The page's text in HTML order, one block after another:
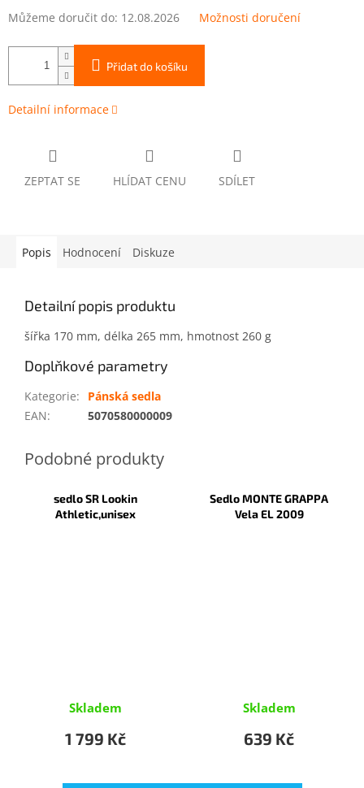
Můžeme doručit do: 12.08.2026 Možnosti doručení
Přidat do košíku
Detailní informace
ZEPTAT SE HLÍDAT CENU SDÍLET
Popis Hodnocení Diskuze
Detailní popis produktu
šířka 170 mm, délka 265 mm, hmotnost 260 g
Doplňkové parametry
Kategorie:
Pánská sedla
EAN: 5070580000009
sedlo SR Lookin
Athletic,unisex
Skladem
1 799 Kč
Sedlo MONTE GRAPPA
Vela EL 2009
Skladem
639 Kč